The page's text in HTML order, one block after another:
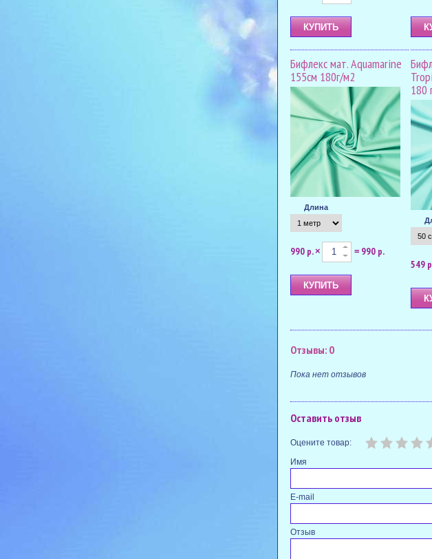
Бифлекс мат. Aquamarine
155см 180г/м2
Длина
990 р.× = 990 р.
180
549
Отзывы: 0
Пока нет отзывов
Оставить отзыв
Оцените товар:
Имя
E-mail
Отзыв